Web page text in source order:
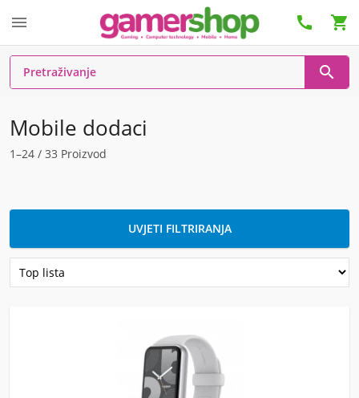
  

Mobile dodaci
1–24 / 33 Proizvod
UVJETI FILTRIRANJA